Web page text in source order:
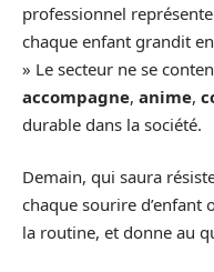
professionnel
chaque enfant grandit
» Le secteur ne se
accompagne, anime,
durable dans la société.
Demain, qui saura
chaque sourire d’enfant
la routine, et donne au